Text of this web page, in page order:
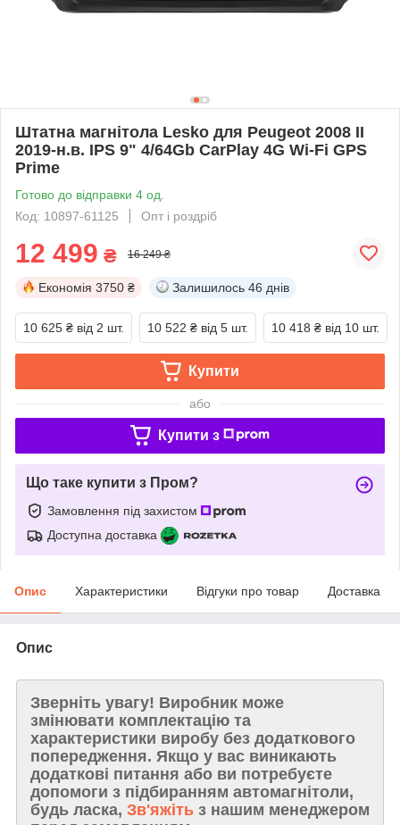
Штатна магнітола Lesko для Peugeot 2008 II
2019-н.в. IPS 9" 4/64Gb CarPlay 4G Wi-Fi GPS
Prime
Готово до відправки 4 од.
Код: 10897-61125
Опт і роздріб
12 499 ₴ 16 249 ₴
Економія 3750 ₴ Залишилось 46 днів
10 625 ₴ від 2 шт. 10 522 ₴ від 5 шт. 10 418 ₴ від 10 шт.
Купити
або
Купити з
Що таке купити з Пром?
Замовлення під захистом
Доступна доставка
Опис Характеристики Відгуки про товар Доставка
Опис
Зверніть увагу! Виробник може
змінювати комплектацію та
характеристики виробу без додаткового
попередження. Якщо у вас виникають
додаткові питання або ви потребуєте
допомоги з підбиранням автомагнітоли,
будь ласка, Зв'яжіть з нашим менеджером